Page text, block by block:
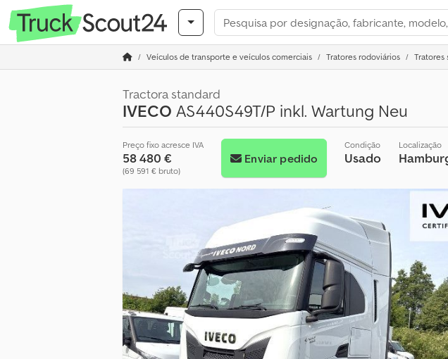
Veículos de transporte e veículos comerciais Tratores rodoviários Tratores
Tractora standard
IVECO AS440S49T/P inkl. Wartung Neu
Preço fixo acresce IVA
58 480 €
(69 591 € bruto)
Enviar pedido
Condição
Usado
Localização